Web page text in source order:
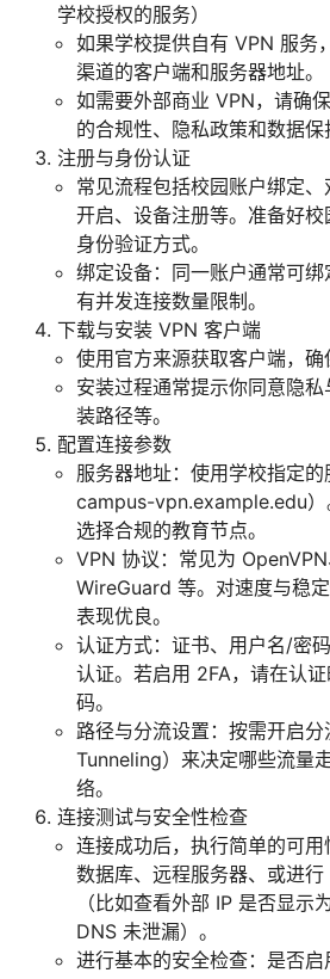
学校授权的服务）
如果学校提供自有 VPN 服务
渠道的客户端和服务器地址。
如需要外部商业 VPN，请确
的合规性、隐私政策和数据保
注册与身份认证
常见流程包括校园账户绑定、
开启、设备注册等。准备好
身份验证方式。
绑定设备：同一账户通常可
有并发连接数量限制。
下载与安装 VPN 客户端
使用官方来源获取客户端，确
安装过程通常提示你同意隐
装路径等。
配置连接参数
服务器地址：使用学校指定
campus-vpn.example.edu）
选择合规的教育节点。
VPN 协议：常见为 OpenVPN
WireGuard 等。对速度与稳
表现优良。
认证方式：证书、用户名/密
认证。若启用 2FA，请在认
码。
路径与分流设置：按需开启
Tunneling）来决定哪些流量
络。
连接测试与安全性检查
连接成功后，执行简单的可
数据库、远程服务器、或进
（比如查看外部 IP 是否显示
DNS 未泄漏）。
进行基本的安全检查：是否